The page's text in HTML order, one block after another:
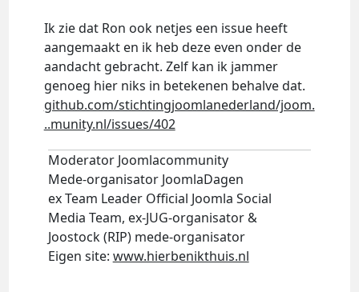
Ik zie dat Ron ook netjes een issue heeft
aangemaakt en ik heb deze even onder de
aandacht gebracht. Zelf kan ik jammer
genoeg hier niks in betekenen behalve dat.
github.com/stichtingjoomlanederland/joom.
..munity.nl/issues/402
Moderator Joomlacommunity
Mede-organisator JoomlaDagen
ex Team Leader Official Joomla Social
Media Team, ex-JUG-organisator &
Joostock (RIP) mede-organisator
Eigen site: www.hierbenikthuis.nl